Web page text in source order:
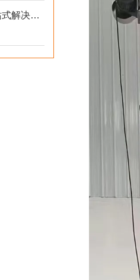
粉末定量吨包机大袋包装一站式解决方案